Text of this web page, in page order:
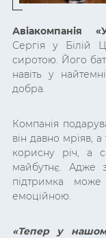
Авіакомпанія
Сергія у Білій
сиротою. Його
навіть у
добра.
Компанія
він давно мріяв,
корисну річ, а
майбутнє. Адже
підтримка
емоційною.
«Тепер у